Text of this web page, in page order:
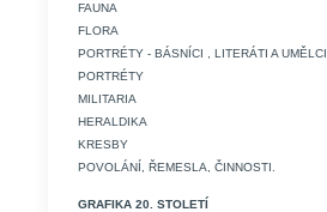
FAUNA
FLORA
PORTRÉTY - BÁSNÍCI , LITERÁTI A UMĚLCI
PORTRÉTY
MILITARIA
HERALDIKA
KRESBY
POVOLÁNÍ, ŘEMESLA, ČINNOSTI.
GRAFIKA 20. STOLETÍ